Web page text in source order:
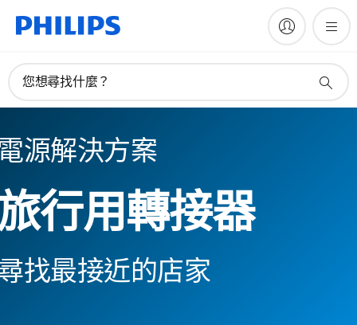
您想尋找什麼？
源解決方案
行用轉接器
找最接近的店家